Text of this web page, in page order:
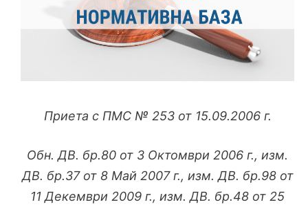
Приета с ПМС № 253 от 15.09.2006 г.
Обн. ДВ. бр.80 от 3 Октомври 2006 г., изм.
ДВ. бр.37 от 8 Май 2007 г., изм. ДВ. бр.98 от
11 Декември 2009 г., изм. ДВ. бр.48 от 25